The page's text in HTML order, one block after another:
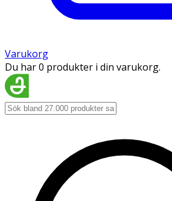
Varukorg
Du har 0 produkter i din varukorg.